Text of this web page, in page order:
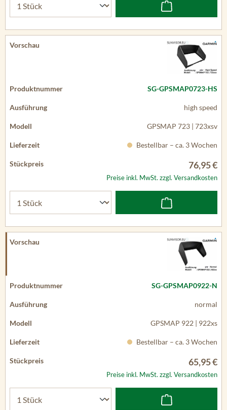
SG-GPSMAP0723-HS
high speed
GPSMAP 723 | 723xsv
Bestellbar – ca. 3 Wochen
76,95 €
Preise inkl. MwSt. zzgl. Versandkosten
SG-GPSMAP0922-N
normal
GPSMAP 922 | 922xs
Bestellbar – ca. 3 Wochen
65,95 €
Preise inkl. MwSt. zzgl. Versandkosten